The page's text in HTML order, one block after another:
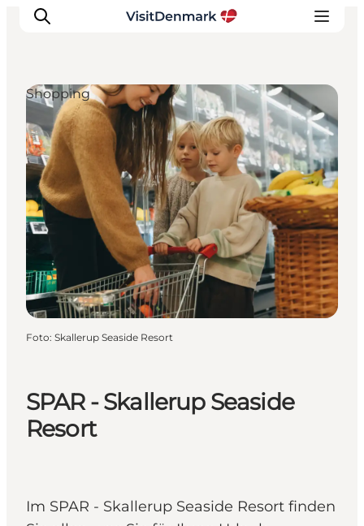
Inspiration
Regionen
Erlebnisse
Unterkünfte
Reiseplanung
SPAR - Skallerup Seaside
Resort
Im SPAR - Skallerup Seaside Resort finden
Shopping
Foto: Skallerup Seaside Resort